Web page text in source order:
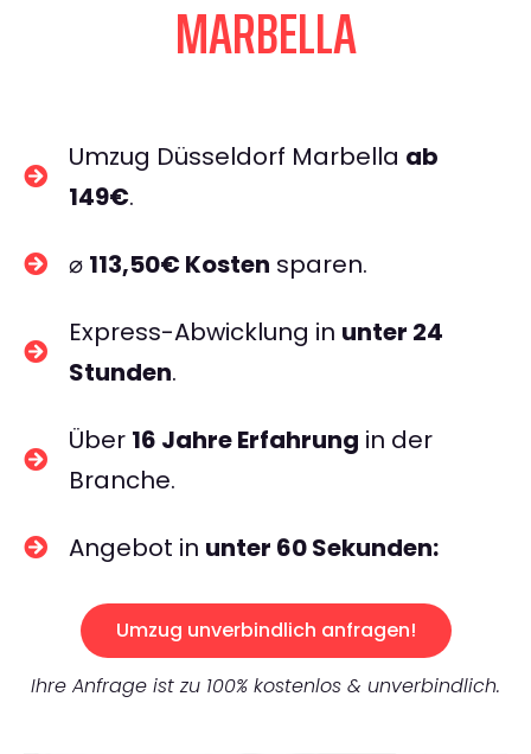
MARBELLA
Umzug Düsseldorf Marbella ab
149€.
⌀ 113,50€ Kosten sparen.
Express-Abwicklung in unter 24
Stunden.
Über 16 Jahre Erfahrung in der
Branche.
Angebot in unter 60 Sekunden:
Umzug unverbindlich anfragen!
Ihre Anfrage ist zu 100% kostenlos & unverbindlich.